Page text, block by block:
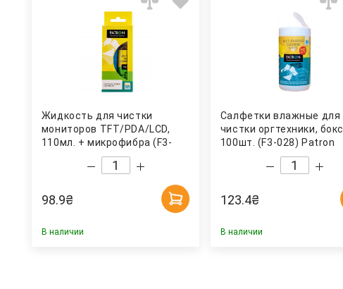
Жидкость для чистки
мониторов TFT/PDA/LCD,
110мл. + микрофибра (F3-
98.9₴
В наличии
Салфетки влажные для
чистки оргтехники, бокс
100шт. (F3-028) Patron
123.4₴
В наличии